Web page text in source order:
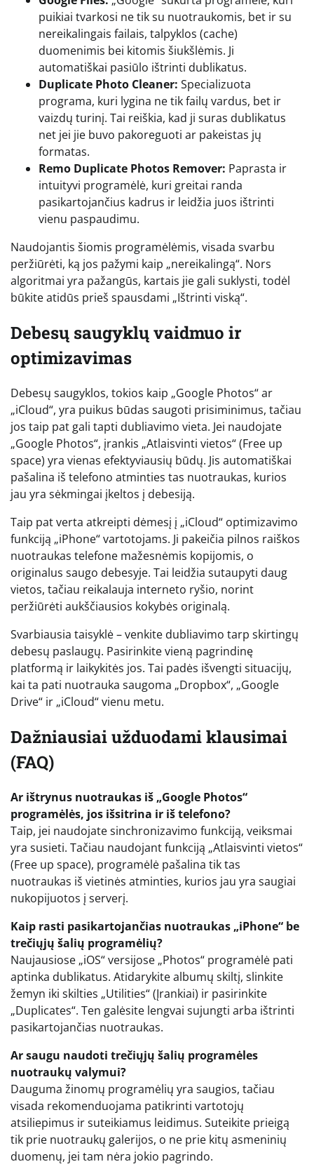
puikiai tvarkosi ne tik su nuotraukomis, bet ir su
nereikalingais failais, talpyklos (cache)
duomenimis bei kitomis šiukšlėmis. Ji
automatiškai pasiūlo ištrinti dublikatus.
Duplicate Photo Cleaner: Specializuota
programa, kuri lygina ne tik failų vardus, bet ir
vaizdų turinį. Tai reiškia, kad ji suras dublikatus
net jei jie buvo pakoreguoti ar pakeistas jų
formatas.
Remo Duplicate Photos Remover: Paprasta ir
intuityvi programėlė, kuri greitai randa
pasikartojančius kadrus ir leidžia juos ištrinti
vienu paspaudimu.
Naudojantis šiomis programėlėmis, visada svarbu
peržiūrėti, ką jos pažymi kaip „nereikalingą“. Nors
algoritmai yra pažangūs, kartais jie gali suklysti, todėl
būkite atidūs prieš spausdami „Ištrinti viską“.
Debesų saugyklų vaidmuo ir
optimizavimas
Debesų saugyklos, tokios kaip „Google Photos“ ar
„iCloud“, yra puikus būdas saugoti prisiminimus, tačiau
jos taip pat gali tapti dubliavimo vieta. Jei naudojate
„Google Photos“, įrankis „Atlaisvinti vietos“ (Free up
space) yra vienas efektyviausių būdų. Jis automatiškai
pašalina iš telefono atminties tas nuotraukas, kurios
jau yra sėkmingai įkeltos į debesiją.
Taip pat verta atkreipti dėmesį į „iCloud“ optimizavimo
funkciją „iPhone“ vartotojams. Ji pakeičia pilnos raiškos
nuotraukas telefone mažesnėmis kopijomis, o
originalus saugo debesyje. Tai leidžia sutaupyti daug
vietos, tačiau reikalauja interneto ryšio, norint
peržiūrėti aukščiausios kokybės originalą.
Svarbiausia taisyklė – venkite dubliavimo tarp skirtingų
debesų paslaugų. Pasirinkite vieną pagrindinę
platformą ir laikykitės jos. Tai padės išvengti situacijų,
kai ta pati nuotrauka saugoma „Dropbox“, „Google
Drive“ ir „iCloud“ vienu metu.
Dažniausiai užduodami klausimai
(FAQ)
Ar ištrynus nuotraukas iš „Google Photos“
programėlės, jos išsitrina ir iš telefono?
Taip, jei naudojate sinchronizavimo funkciją, veiksmai
yra susieti. Tačiau naudojant funkciją „Atlaisvinti vietos“
(Free up space), programėlė pašalina tik tas
nuotraukas iš vietinės atminties, kurios jau yra saugiai
nukopijuotos į serverį.
Kaip rasti pasikartojančias nuotraukas „iPhone“ be
trečiųjų šalių programėlių?
Naujausiose „iOS“ versijose „Photos“ programėlė pati
aptinka dublikatus. Atidarykite albumų skiltį, slinkite
žemyn iki skilties „Utilities“ (Įrankiai) ir pasirinkite
„Duplicates“. Ten galėsite lengvai sujungti arba ištrinti
pasikartojančias nuotraukas.
Ar saugu naudoti trečiųjų šalių programėles
nuotraukų valymui?
Dauguma žinomų programėlių yra saugios, tačiau
visada rekomenduojama patikrinti vartotojų
atsiliepimus ir suteikiamus leidimus. Suteikite prieigą
tik prie nuotraukų galerijos, o ne prie kitų asmeninių
duomenų, jei tam nėra jokio pagrindo.